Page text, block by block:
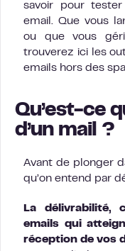
savoir pour
email. Que vous
ou que vous
trouverez ici les
emails hors des
Qu’est-ce
d’un mail ?
Avant de plonger
qu’on entend par
La délivrabilité,
emails qui
réception de vos